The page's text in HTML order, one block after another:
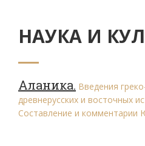
НАУКА И
Аланика. Введения
древнерусских и восточных
Составление и комментарии